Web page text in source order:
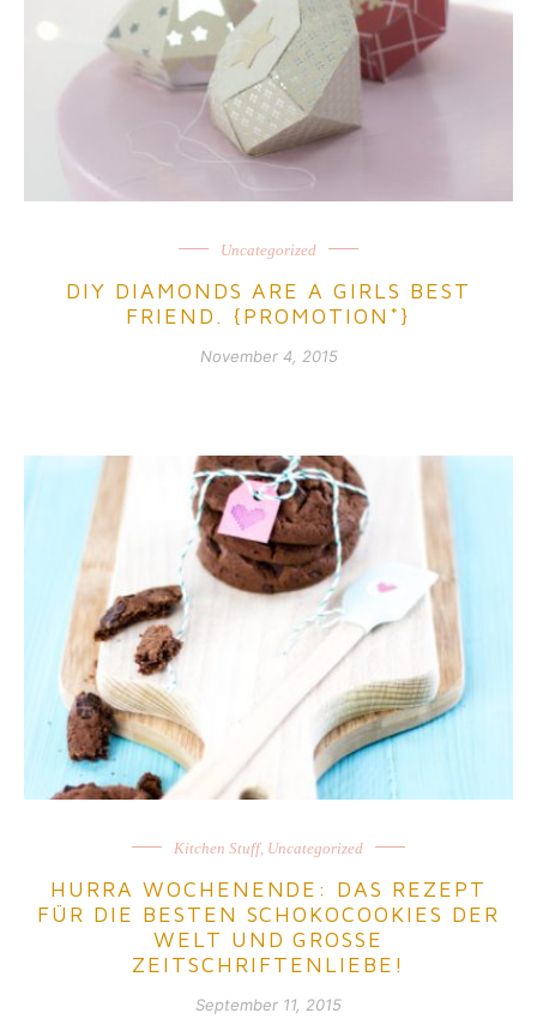
Uncategorized
DIY DIAMONDS ARE A GIRLS BEST
FRIEND. {PROMOTION*}
November 4, 2015
Kitchen Stuff, Uncategorized
HURRA WOCHENENDE: DAS REZEPT
FÜR DIE BESTEN SCHOKOCOOKIES DER
WELT UND GROSSE
ZEITSCHRIFTENLIEBE!
September 11, 2015